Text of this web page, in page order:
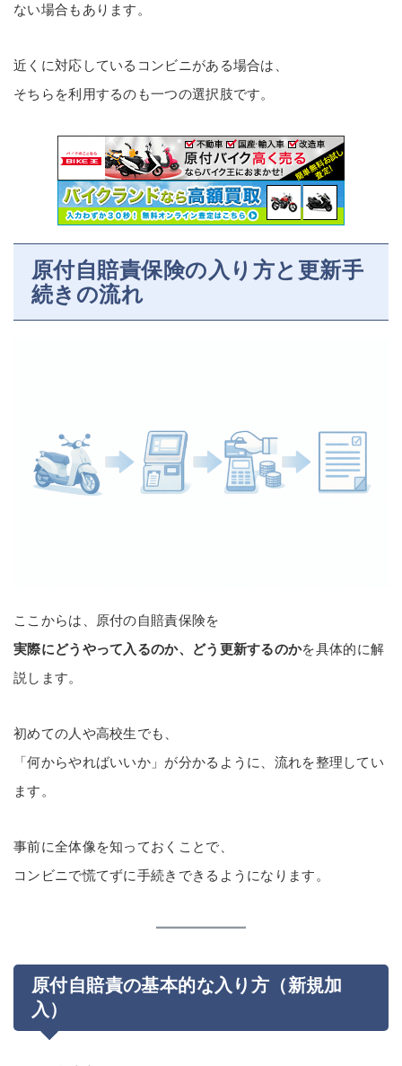
ない場合もあります。
近くに対応しているコンビニがある場合は、
そちらを利用するのも一つの選択肢です。
原付自賠責保険の入り方と更新手
続きの流れ
ここからは、原付の自賠責保険を
実際にどうやって入るのか、どう更新するのかを具体的に解
説します。
初めての人や高校生でも、
「何からやればいいか」が分かるように、流れを整理してい
ます。
事前に全体像を知っておくことで、
コンビニで慌てずに手続きできるようになります。
原付自賠責の基本的な入り方（新規加
入）